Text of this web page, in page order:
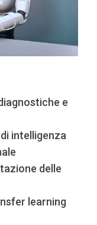
e
intelligenza
delle
learning